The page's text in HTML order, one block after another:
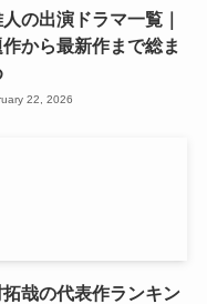
の出演ドラマ一覧｜
から最新作まで総ま
22, 2026
拓哉の代表作ランキン